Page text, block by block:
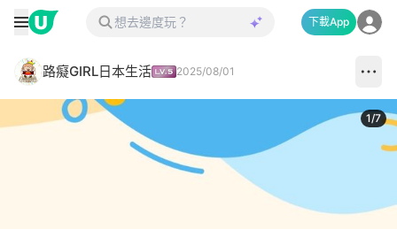
下載App
路癡GIRL日本生活 2025/08/01
1/7